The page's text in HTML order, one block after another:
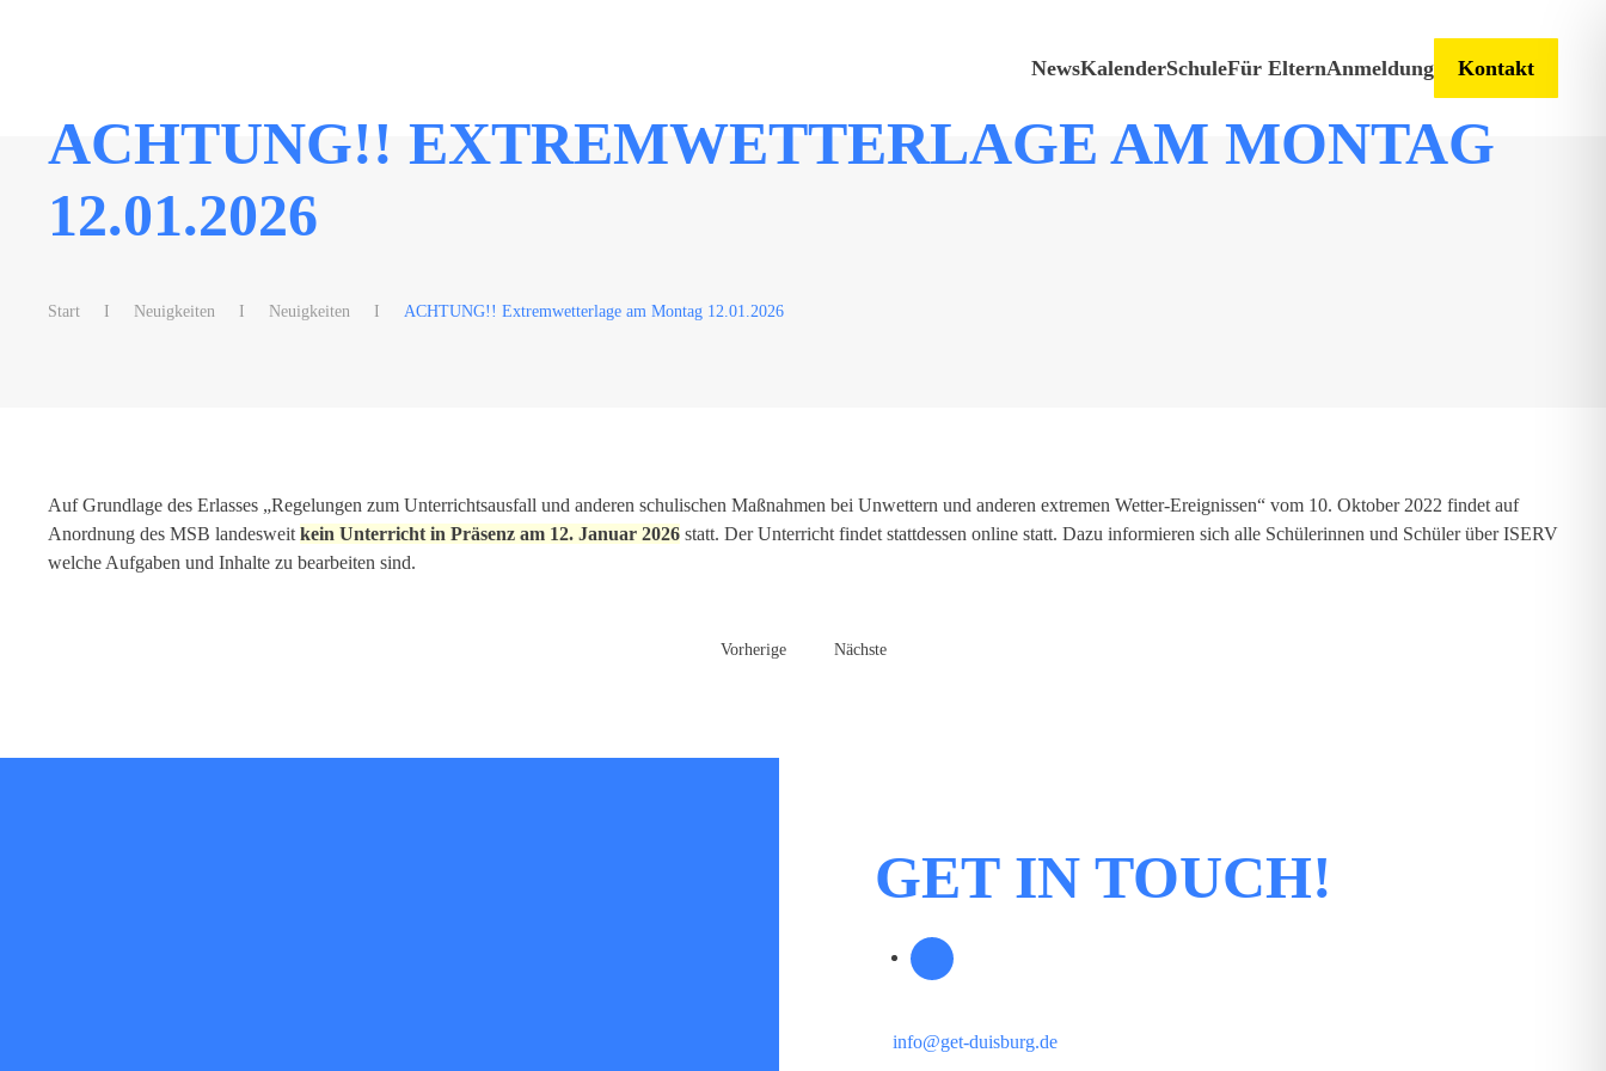
NewsKalenderSchuleFür ElternAnmeldung Kontakt
ACHTUNG!! EXTREMWETTERLAGE AM MONTAG
12.01.2026
Start Neuigkeiten Neuigkeiten ACHTUNG!! Extremwetterlage am Montag 12.01.2026
Auf Grundlage des Erlasses „Regelungen zum Unterrichtsausfall und anderen schulischen Maßnahmen bei Unwettern und anderen extremen Wetter-Ereignissen“ vom 10. Oktober 2022 findet auf
Anordnung des MSB landesweit kein Unterricht in Präsenz am 12. Januar 2026 statt. Der Unterricht findet stattdessen online statt. Dazu informieren sich alle Schülerinnen und Schüler über ISERV
welche Aufgaben und Inhalte zu bearbeiten sind.
Vorherige Nächste
GET IN TOUCH!
info@get-duisburg.de